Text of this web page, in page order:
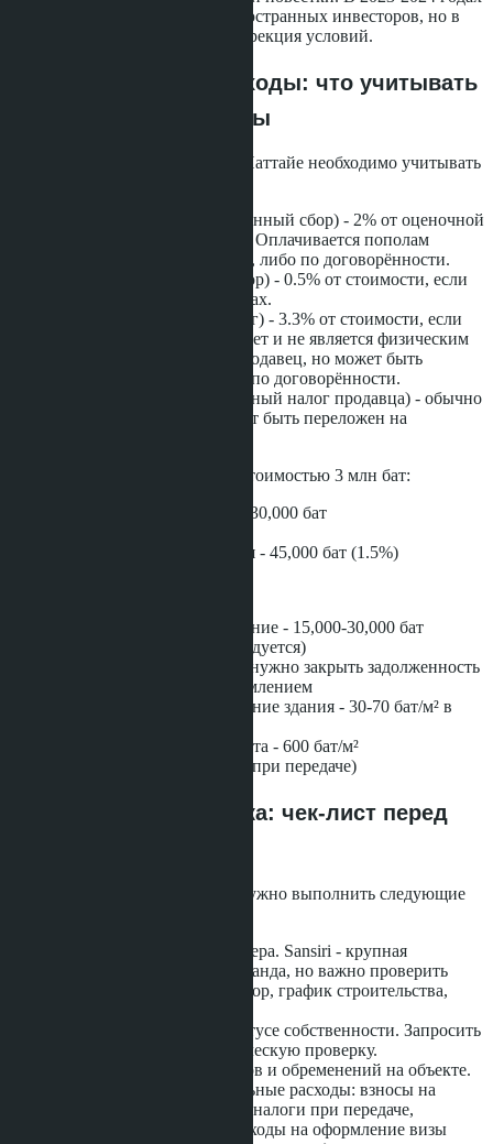
Таиланд активно привлекал иностранных инвесторов, но в
2026 году может произойти коррекция условий.
Дополнительные расходы: что учитывать
помимо цены квартиры
При покупке недвижимости в Паттайе необходимо учитывать
(регистрационный сбор) - 2% от оценочной
или рыночной стоимости. Оплачивается пополам
покупателем и продавцом, либо по договорённости.
(гербовый сбор) - 0.5% от стоимости, если
не применяется Business Tax.
(бизнес-налог) - 3.3% от стоимости, если
продавец владел менее 5 лет и не является физическим
лицом. Обычно платит продавец, но может быть
переложен на покупателя по договорённости.
(подоходный налог продавца) - обычно
платит продавец, но может быть переложен на
Пример расчёта для квартиры стоимостью 3 млн бат:
Transfer Fee (50% от 2%) - 30,000 бат
Итого расходы покупателя - 45,000 бат (1.5%)
Юридическое сопровождение - 15,000-30,000 бат
(опционально, но рекомендуется)
Коммунальные платежи - нужно закрыть задолженность
продавца перед переоформлением
Общие взносы на содержание здания - 30-70 бат/м² в
Фонд капитального ремонта - 600 бат/м²
(единовременный платеж при передаче)
Юридическая проверка: чек-лист перед
Перед подписанием договора нужно выполнить следующие
Проверить статус девелопера. Sansiri - крупная
публичная компания Таиланда, но важно проверить
конкретный проект: договор, график строительства,
Убедиться в правовом статусе собственности. Запросить
title deed (Чанот) и юридическую проверку.
Проверить наличие залогов и обременений на объекте.
Уточнить все дополнительные расходы: взносы на
обслуживание комплекса, налоги при передаче,
возможные комиссии, расходы на оформление визы